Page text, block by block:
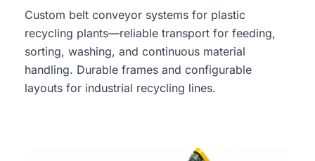
Custom belt conveyor systems for plastic
recycling plants—reliable transport for feeding,
sorting, washing, and continuous material
handling. Durable frames and configurable
layouts for industrial recycling lines.